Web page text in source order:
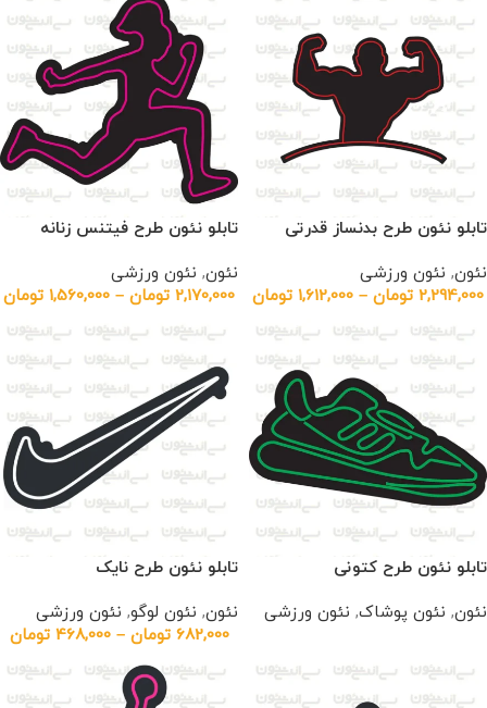
تابلو نئون طرح بدنساز قدرتی
نئون, نئون ورزشی
2,294,000 تومان –
1,612,000 تومان
تابلو نئون طرح فیتنس زنانه
نئون, نئون ورزشی
2,170,000 تومان –
1,560,000 تومان
تابلو نئون طرح کتونی
نئون, نئون پوشاک, نئون ورزشی
تابلو نئون طرح نایک
نئون, نئون لوگو, نئون ورزشی
682,000 تومان –
468,000 تومان